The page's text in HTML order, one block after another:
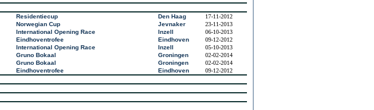
Residentiecup Den Haag
17-11-2012
Norwegian Cup Jevnaker
23-11-2013
International Opening Race Inzell
06-10-2013
Eindhoventrofee Eindhoven
09-12-2012
International Opening Race Inzell
05-10-2013
Gruno Bokaal Groningen
02-02-2014
Gruno Bokaal Groningen
02-02-2014
Eindhoventrofee Eindhoven
09-12-2012